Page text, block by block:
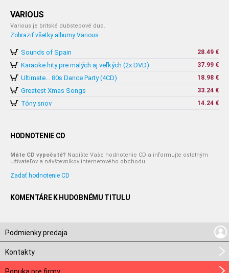
VARIOUS
Various je britské dubstepové duo.
Zobraziť všetky albumy Various
Sounds of Spain 28.49 €
Karaoke hity pre malých aj veľkých (2x DVD) 37.99 €
Ultimate... 80s Dance Party (4CD) 18.98 €
Greatest Xmas Songs 33.24 €
Tóny snov 14.24 €
HODNOTENIE CD
Máte CD vypočuté? Napíšte Vaše hodnotenie CD a informujte ostatným
užívateľov a návštevníkov internetového obchodu.
Zadať hodnotenie CD
KOMENTÁRE K HUDOBNÉMU TITULU
Podmienky predaja
Kontakty